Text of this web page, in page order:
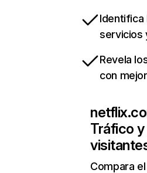
Identifica
servicios
Revela
con
Tráfico
Compara